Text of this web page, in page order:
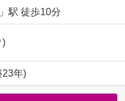
駅 徒歩10分
)
23年)